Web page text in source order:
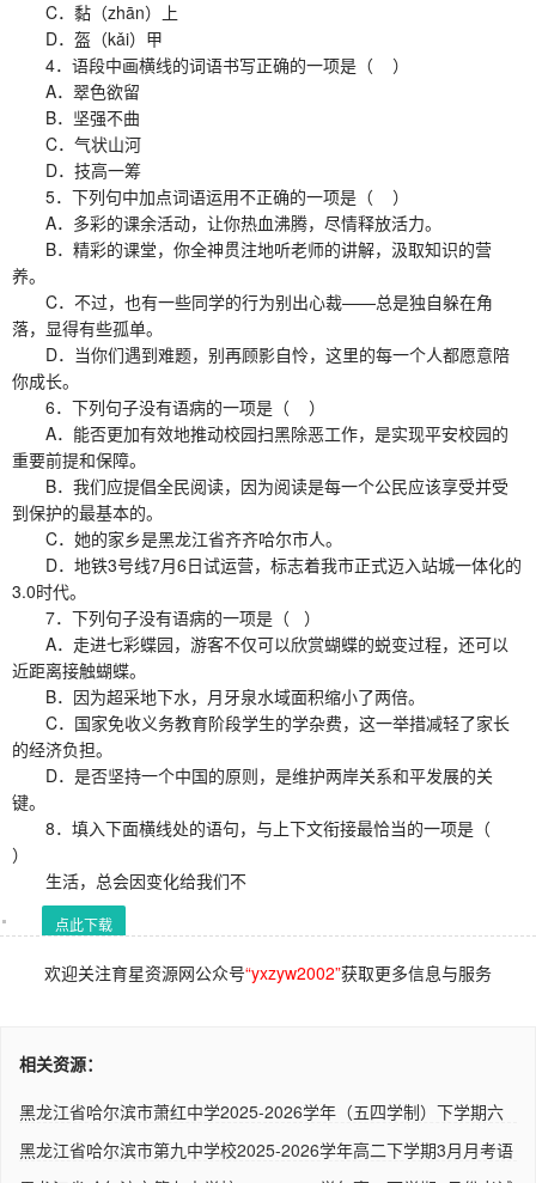
C．黏（zhān）上
D．盔（kǎi）甲
4．语段中画横线的词语书写正确的一项是（ ）
A．翠色欲留
B．坚强不曲
C．气状山河
D．技高一筹
5．下列句中加点词语运用不正确的一项是（ ）
A．多彩的课余活动，让你热血沸腾，尽情释放活力。
B．精彩的课堂，你全神贯注地听老师的讲解，汲取知识的营
养。
C．不过，也有一些同学的行为别出心裁——总是独自躲在角
落，显得有些孤单。
D．当你们遇到难题，别再顾影自怜，这里的每一个人都愿意陪
你成长。
6．下列句子没有语病的一项是（ ）
A．能否更加有效地推动校园扫黑除恶工作，是实现平安校园的
重要前提和保障。
B．我们应提倡全民阅读，因为阅读是每一个公民应该享受并受
到保护的最基本的。
C．她的家乡是黑龙江省齐齐哈尔市人。
D．地铁3号线7月6日试运营，标志着我市正式迈入站城一体化的
3.0时代。
7．下列句子没有语病的一项是（ ）
A．走进七彩蝶园，游客不仅可以欣赏蝴蝶的蜕变过程，还可以
近距离接触蝴蝶。
B．因为超采地下水，月牙泉水域面积缩小了两倍。
C．国家免收义务教育阶段学生的学杂费，这一举措减轻了家长
的经济负担。
D．是否坚持一个中国的原则，是维护两岸关系和平发展的关
键。
8．填入下面横线处的语句，与上下文衔接最恰当的一项是（
）
生活，总会因变化给我们不
点此下载
欢迎关注育星资源网公众号“yxzyw2002”获取更多信息与服务
相关资源：
黑龙江省哈尔滨市萧红中学2025-2026学年（五四学制）下学期六
黑龙江省哈尔滨市第九中学校2025-2026学年高二下学期3月月考语